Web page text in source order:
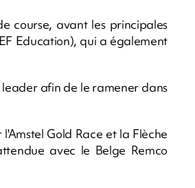
course, avant les principales
Education), qui a également
afin de le ramener dans
Gold Race et la Flèche
avec le Belge Remco